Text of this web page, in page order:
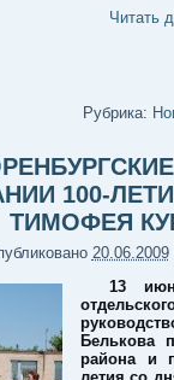
Читать
Рубрика:
100-
ТИМОФЕЯ
20.06.2009|
13
Белькова
района и